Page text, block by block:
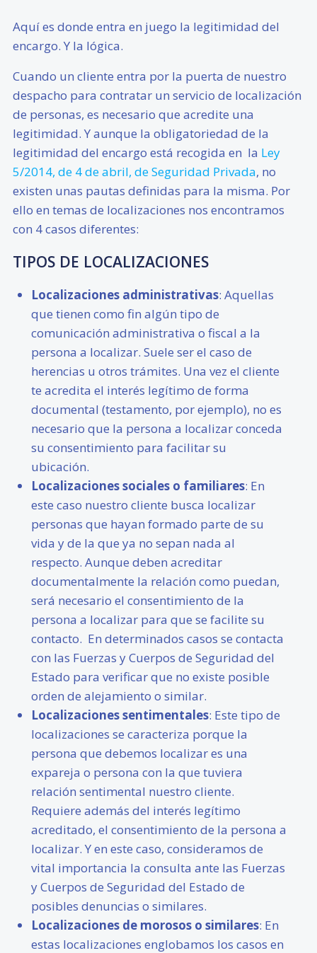
Aquí es donde entra en juego la legitimidad del
encargo. Y la lógica.
Cuando un cliente entra por la puerta de nuestro
despacho para contratar un servicio de localización
de personas, es necesario que acredite una
legitimidad. Y aunque la obligatoriedad de la
legitimidad del encargo está recogida en la Ley
5/2014, de 4 de abril, de Seguridad Privada, no
existen unas pautas definidas para la misma. Por
ello en temas de localizaciones nos encontramos
con 4 casos diferentes:
TIPOS DE LOCALIZACIONES
Localizaciones administrativas: Aquellas
que tienen como fin algún tipo de
comunicación administrativa o fiscal a la
persona a localizar. Suele ser el caso de
herencias u otros trámites. Una vez el cliente
te acredita el interés legítimo de forma
documental (testamento, por ejemplo), no es
necesario que la persona a localizar conceda
su consentimiento para facilitar su
ubicación.
Localizaciones sociales o familiares: En
este caso nuestro cliente busca localizar
personas que hayan formado parte de su
vida y de la que ya no sepan nada al
respecto. Aunque deben acreditar
documentalmente la relación como puedan,
será necesario el consentimiento de la
persona a localizar para que se facilite su
contacto. En determinados casos se contacta
con las Fuerzas y Cuerpos de Seguridad del
Estado para verificar que no existe posible
orden de alejamiento o similar.
Localizaciones sentimentales: Este tipo de
localizaciones se caracteriza porque la
persona que debemos localizar es una
expareja o persona con la que tuviera
relación sentimental nuestro cliente.
Requiere además del interés legítimo
acreditado, el consentimiento de la persona a
localizar. Y en este caso, consideramos de
vital importancia la consulta ante las Fuerzas
y Cuerpos de Seguridad del Estado de
posibles denuncias o similares.
Localizaciones de morosos o similares: En
estas localizaciones englobamos los casos en